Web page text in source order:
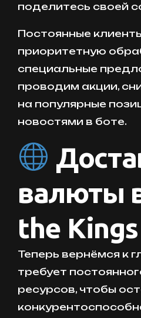
поделитесь своей
Постоянные
приоритетную
специальные
проводим акции,
на популярные
новостями в боте.
валюты
the Kings
Теперь вернёмся к
требует
ресурсов, чтобы